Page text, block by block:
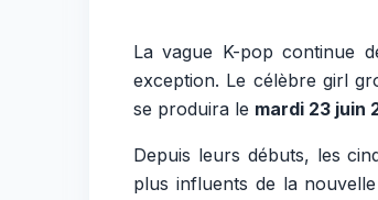
La vague K-pop continue
exception. Le célèbre girl
se produira le mardi 23 juin
Depuis leurs débuts, les
plus influents de la